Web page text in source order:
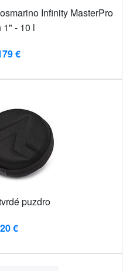
Infinity MasterPro
1" - 10 l
€
puzdro
20 €